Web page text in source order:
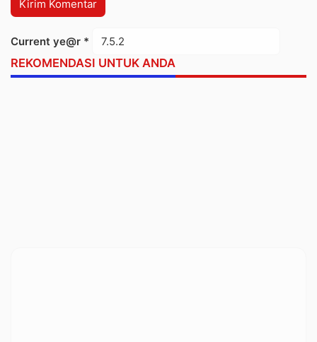
Current ye@r *
REKOMENDASI UNTUK ANDA